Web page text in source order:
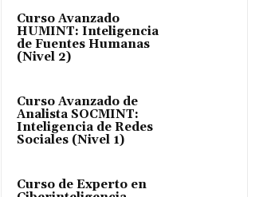
Curso Avanzado
HUMINT: Inteligencia
de Fuentes Humanas
(Nivel 2)
Curso Avanzado de
Analista SOCMINT:
Inteligencia de Redes
Sociales (Nivel 1)
Curso de Experto en